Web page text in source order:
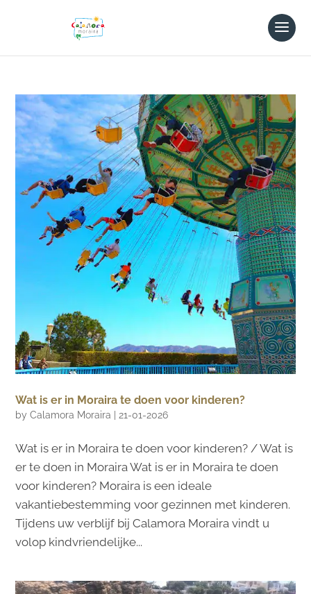
Wat is er in Moraira te doen voor kinderen?
byCalamora Moraira 21-01-2026
Wat is er in Moraira te doen voor kinderen? / Wat is
er te doen in Moraira Wat is er in Moraira te doen
voor kinderen? Moraira is een ideale
vakantiebestemming voor gezinnen met kinderen.
Tijdens uw verblijf bij Calamora Moraira vindt u
volop kindvriendelijke...